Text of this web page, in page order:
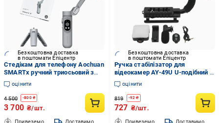
Безкоштовна доставка
в поштомати Епіцентр
Стедікам для телефону Aochuan
SMARTx ручний триосьовий з
підсвічуванням та триногою
Сірий (SMARTX)
оцінити
4 500 -800₴
3 700 ₴/шт.
Привеземо Доставимо
Безкоштовна доставка
в поштомати Епіцентр
Ручка стабілізатор для
відеокамер AY-49U U-подібний з
мікрофоном/пультом/
відбивачем світла (opt-14665)
оцінити
819 -92 ₴
727 ₴/шт.
Привеземо Доставимо